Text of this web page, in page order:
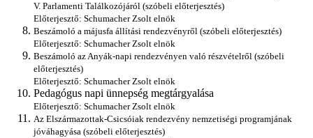
V. Parlamenti Találkozójáról (szóbeli előterjesztés)
Előterjesztő: Schumacher Zsolt elnök
Beszámoló a májusfa állítási rendezvényről (szóbeli előterjesztés)
Előterjesztő: Schumacher Zsolt elnök
Beszámoló az Anyák-napi rendezvényen való részvételről (szóbeli
előterjesztés)
Előterjesztő: Schumacher Zsolt elnök
Pedagógus napi ünnepség megtárgyalása
Előterjesztő: Schumacher Zsolt elnök
Az Elszármazottak-Csicsóiak rendezvény nemzetiségi programjának
jóváhagyása (szóbeli előterjesztés)